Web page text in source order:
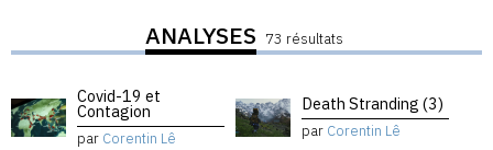
ANALYSES 73 résultats
Covid-19 et
Contagion
par Corentin Lê
Death Stranding (3)
par Corentin Lê